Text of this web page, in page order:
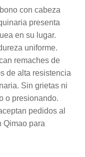
con cabeza
presenta
en su lugar.
uniforme.
remaches de
de alta resistencia
Sin grietas ni
o presionando.
pedidos al
Qimao para